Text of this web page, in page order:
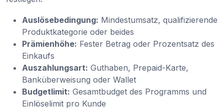
Auslösebedingung: Mindestumsatz, qualifizierende
Produktkategorie oder beides
Prämienhöhe: Fester Betrag oder Prozentsatz des
Einkaufs
Auszahlungsart: Guthaben, Prepaid-Karte,
Banküberweisung oder Wallet
Budgetlimit: Gesamtbudget des Programms und
Einlöselimit pro Kunde